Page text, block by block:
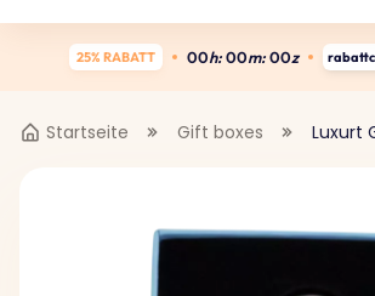
25% RABATT 00h: 00m: 00z
Startseite Gift boxes Luxurt